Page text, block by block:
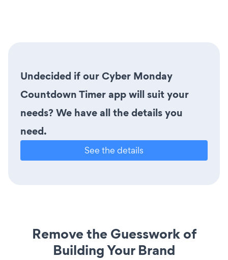
Undecided if our Cyber Monday
Countdown Timer app will suit your
needs? We have all the details you
need.
See the details
Remove the Guesswork of
Building Your Brand